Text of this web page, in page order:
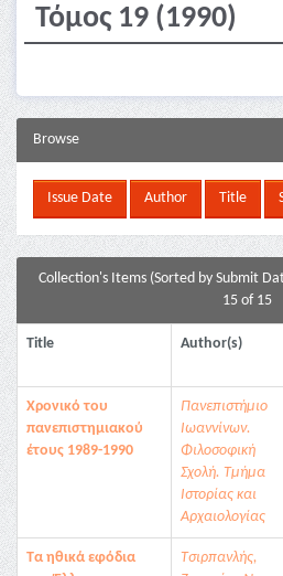
Τόμος 19 (1990)
Browse
Collection's Items (Sorted by Submit
15 of 15
Title Author(s)
Χρονικό του
πανεπιστημιακού
έτους 1989-1990
Πανεπιστήμιο
Ιωαννίνων.
Φιλοσοφική
Σχολή. Τμήμα
Ιστορίας και
Αρχαιολογίας
Τα ηθικά εφόδια
Τσιρπανλής,